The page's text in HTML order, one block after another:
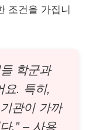
조건을 가집니
학군과
요. 특히,
관이 가까
.” – 사용